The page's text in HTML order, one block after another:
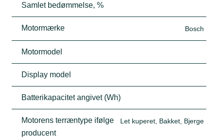
Samlet bedømmelse, %
Motormærke Bosch
Motormodel
Display model
Batterikapacitet angivet (Wh)
Motorens terræntype ifølge
producent
Let kuperet, Bakket, Bjerge